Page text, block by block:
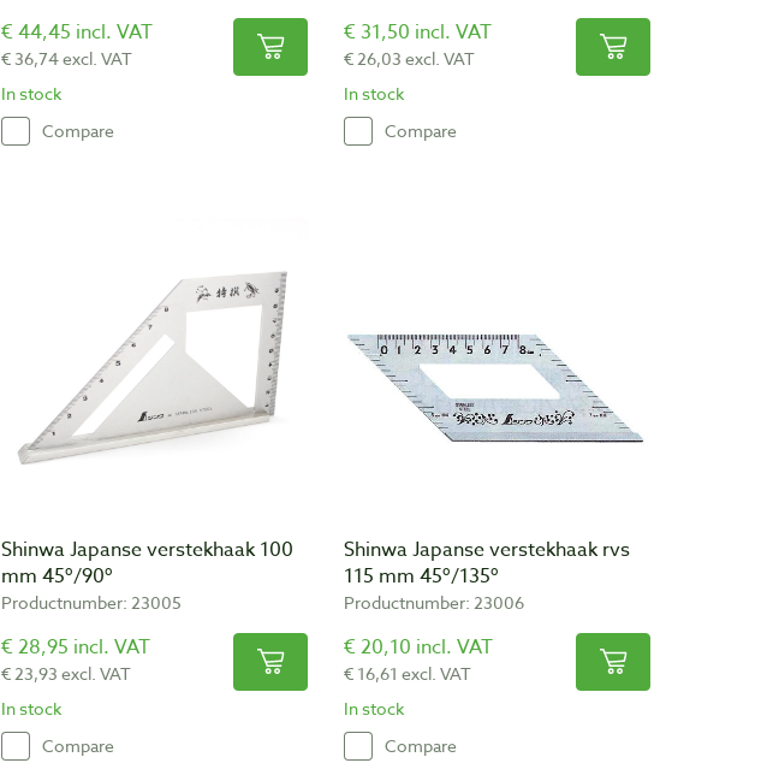
€ 44,45 incl. VAT
€ 36,74 excl. VAT
In stock
Compare
€ 31,50 incl. VAT
€ 26,03 excl. VAT
In stock
Compare
Shinwa Japanse verstekhaak 100
mm 45º/90º
Productnumber: 23005
€ 28,95 incl. VAT
€ 23,93 excl. VAT
In stock
Compare
Shinwa Japanse verstekhaak rvs
115 mm 45º/135º
Productnumber: 23006
€ 20,10 incl. VAT
€ 16,61 excl. VAT
In stock
Compare